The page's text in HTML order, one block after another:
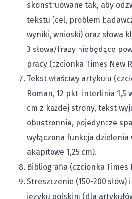
skonstruowane tak, aby
tekstu (cel, problem
wyniki, wnioski) oraz słowa
3 słowa/frazy niebędące
pracy (czcionka Times New
Tekst właściwy artykułu
Roman, 12 pkt, interlinia 1,5
cm z każdej strony, tekst
obustronnie, pojedyncze
wyłączona funkcja dzielenia
akapitowe 1,25 cm).
Bibliografia (czcionka Times
Streszczenie (150-200 słów)
języku polskim (dla